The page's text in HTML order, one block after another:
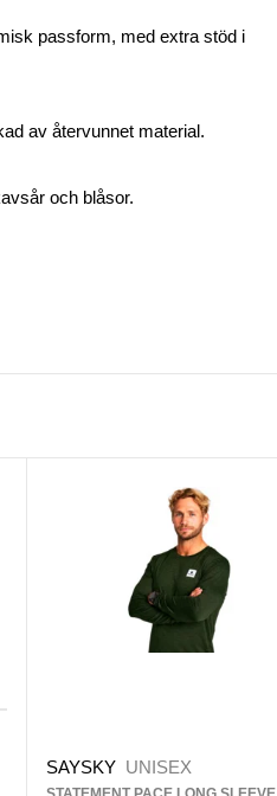
passform, med extra stöd i
av återvunnet material.
och blåsor.
SAYSKY UNISEX